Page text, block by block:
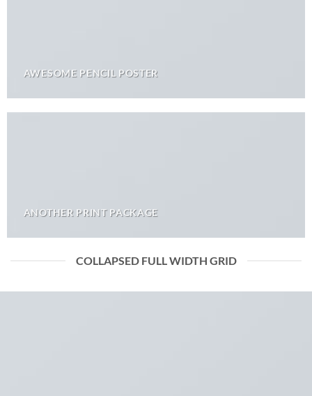
AWESOME PENCIL POSTER
ANOTHER PRINT PACKAGE
COLLAPSED FULL WIDTH GRID